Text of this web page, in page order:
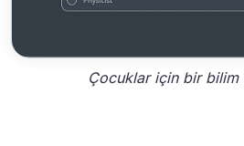
Çocuklar için bir bilim